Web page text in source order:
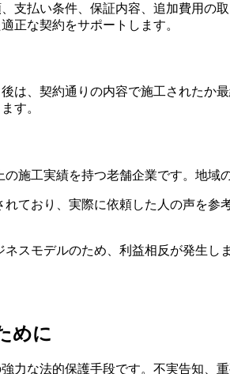
払い条件、保証内容、追加費用の
正な契約をサポートします。
は、契約通りの内容で施工されたか
す。
施工実績を持つ老舗企業です。地
ており、実際に依頼した人の声を
スモデルのため、利益相反が発生
めに
力な法的保護手段です。不実告知、